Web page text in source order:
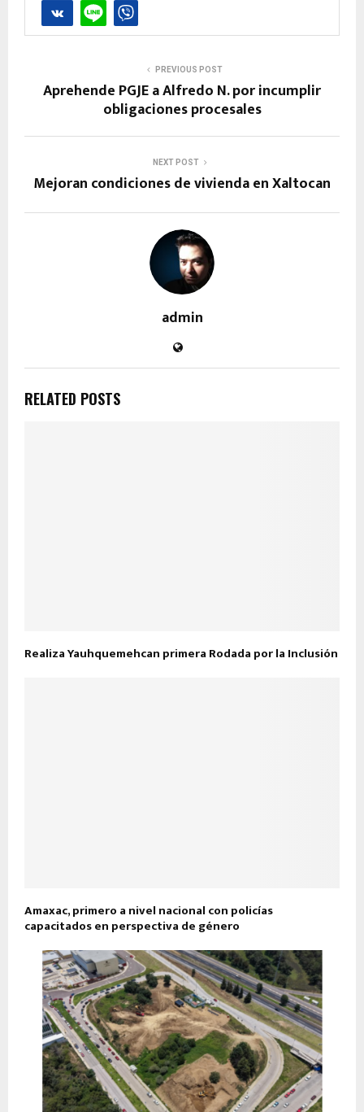
PREVIOUS POST
Aprehende PGJE a Alfredo N. por incumplir
obligaciones procesales
NEXT POST
Mejoran condiciones de vivienda en Xaltocan
admin
RELATED POSTS
Realiza Yauhquemehcan primera Rodada por la Inclusión
Amaxac, primero a nivel nacional con policías
capacitados en perspectiva de género